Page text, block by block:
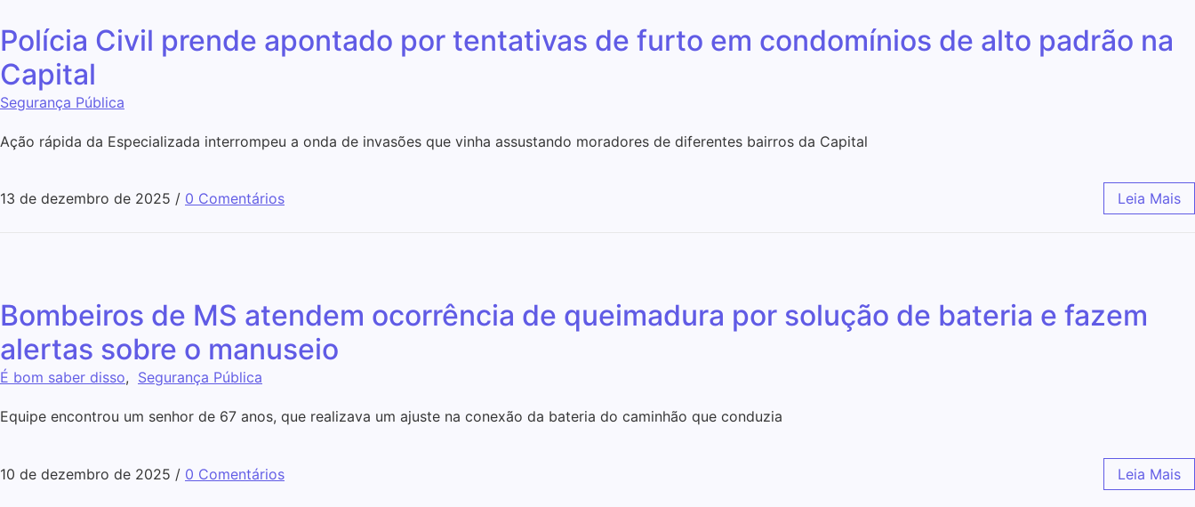
Polícia Civil prende apontado por tentativas de furto em condomínios de alto padrão na
Capital
Segurança Pública
Ação rápida da Especializada interrompeu a onda de invasões que vinha assustando moradores de diferentes bairros da Capital
13 de dezembro de 2025 / 0 Comentários Leia Mais
Bombeiros de MS atendem ocorrência de queimadura por solução de bateria e fazem
alertas sobre o manuseio
É bom saber disso, Segurança Pública
Equipe encontrou um senhor de 67 anos, que realizava um ajuste na conexão da bateria do caminhão que conduzia
10 de dezembro de 2025 / 0 Comentários Leia Mais